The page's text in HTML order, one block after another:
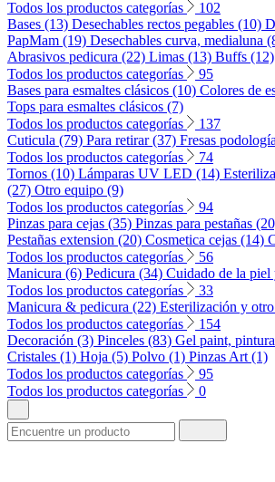
Todos los productos categorías
102
Bases (13) Desechables rectos pegables (10)
PapMam (19) Desechables curva, medialuna
Abrasivos pedicura (22) Limas (13) Buffs (12)
Todos los productos categorías
95
Bases para esmaltes clásicos (10) Colores de
Tops para esmaltes clásicos (7)
Todos los productos categorías
137
Cuticula (79) Para retirar (37) Fresas
Todos los productos categorías
74
Tornos (10) Lámparas UV LED (14)
(27) Otro equipo (9)
Todos los productos categorías
94
Pinzas para cejas (35) Pinzas para pestañas
Pestañas extension (20) Cosmetica cejas (14)
Todos los productos categorías
56
Manicura (6) Pedicura (34) Cuidado de la
Todos los productos categorías
33
Manicura & pedicura (22) Esterilización y
Todos los productos categorías
154
Decoración (3) Pinceles (83) Gel paint,
Cristales (1) Hoja (5) Polvo (1) Pinzas Art (1)
Todos los productos categorías
95
Todos los productos categorías
0